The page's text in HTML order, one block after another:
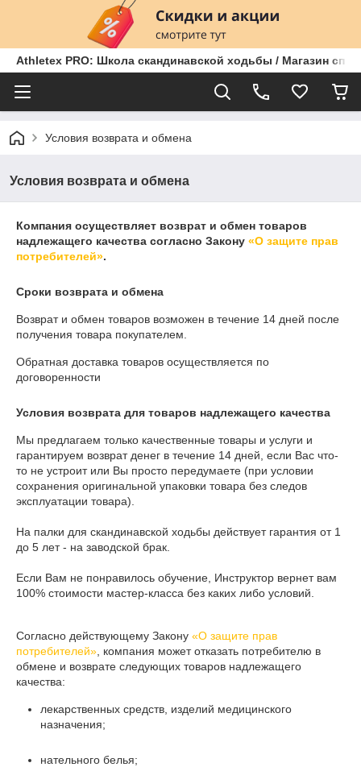
Athletex PRO: Школа скандинавской ходьбы / Магазин
Условия возврата и обмена
Условия возврата и обмена
Компания осуществляет возврат и обмен товаров
надлежащего качества согласно Закону «О защите прав
потребителей».
Сроки возврата и обмена
Возврат и обмен товаров возможен в течение 14 дней после
получения товара покупателем.
Обратная доставка товаров осуществляется по
договоренности
Условия возврата для товаров надлежащего качества
Мы предлагаем только качественные товары и услуги и
гарантируем возврат денег в течение 14 дней, если Вас что-
то не устроит или Вы просто передумаете (при условии
сохранения оригинальной упаковки товара без следов
эксплуатации товара).
На палки для скандинавской ходьбы действует гарантия от 1
до 5 лет - на заводской брак.
Если Вам не понравилось обучение, Инструктор вернет вам
100% стоимости мастер-класса без каких либо условий.
Согласно действующему Закону «О защите прав
потребителей» , компания может отказать потребителю в
обмене и возврате следующих товаров надлежащего
качества:
лекарственных средств, изделий медицинского
назначения;
нательного белья;